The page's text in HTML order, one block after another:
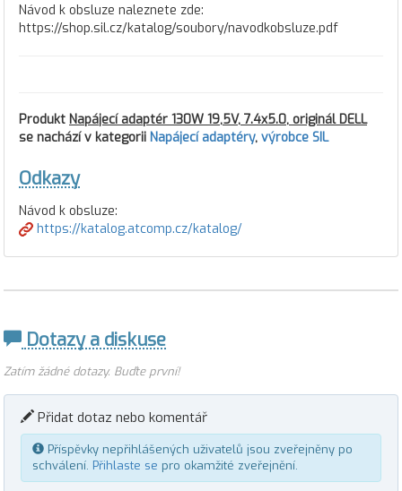
Návod k obsluze naleznete zde:
https://shop.sil.cz/katalog/soubory/navodkobsluze.pdf
Produkt Napájecí adaptér 130W 19,5V, 7.4x5.0, originál DELL
se nachází v kategorii Napájecí adaptéry, výrobce SIL
Odkazy
Návod k obsluze:
https://katalog.atcomp.cz/katalog/
Dotazy a diskuse
Zatím žádné dotazy. Buďte první!
Přidat dotaz nebo komentář
Příspěvky nepřihlášených uživatelů jsou zveřejněny po
schválení. Přihlaste se pro okamžité zveřejnění.